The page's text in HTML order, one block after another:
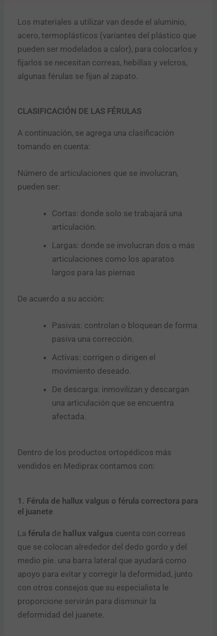
Los materiales a utilizar van desde el aluminio,
acero, termoplásticos (variantes del plástico que
pueden ser modelados a calor), para colocarlos y
fijarlos se necesitan correas, hebillas y velcros,
algunas férulas se fijan al zapato.
CLASIFICACIÓN DE LAS FÉRULAS
A continuación, se agrega una clasificación
tomando en cuenta:
Número de articulaciones que se involucran,
pueden ser:
Cortas: donde solo se trabajará una
articulación.
Largas: donde se involucran dos o más
articulaciones como los aparatos
largos para las piernas
De acuerdo a su acción:
Pasivas: controlan o bloquean de forma
pasiva una corrección.
Activas: corrigen o dirigen el
movimiento deseado.
De descarga: inmovilizan y descargan
una articulación que se encuentra
afectada.
Dentro de los productos ortopédicos más
vendidos en Mediprax contamos con:
1. Férula de hallux valgus o férula correctora para
el juanete
Laférula de hallux valgus cuenta con correas
que se colocan alrededor del dedo gordo y del
medio pie. una barra lateral que ayudará como
apoyo para evitar y corregir la deformidad, junto
con otros consejos que su especialista le
proporcione servirán para disminuir la
deformidad del juanete.